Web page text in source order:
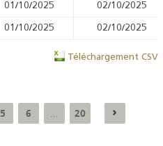
01/10/2025 02/10/2025
01/10/2025 02/10/2025
Téléchargement CSV
5 6 20